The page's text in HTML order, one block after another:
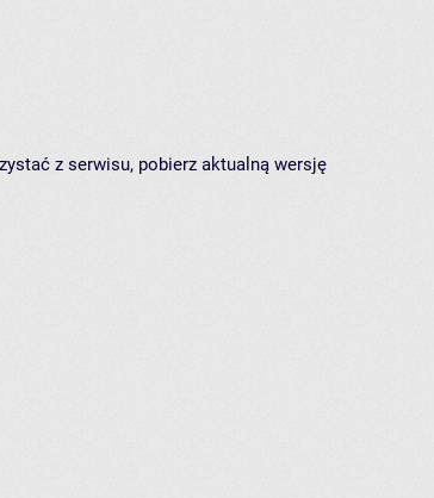
z serwisu, pobierz aktualną wersję